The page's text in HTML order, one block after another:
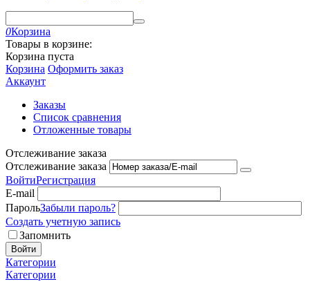
0Корзина
Товары в корзине:
Корзина пуста
Корзина Оформить заказ
Аккаунт
Заказы
Список сравнения
Отложенные товары
Отслеживание заказа
Отслеживание заказа
ВойтиРегистрация
E-mail
ПарольЗабыли пароль?
Создать учетную запись
Запомнить
Войти
Категории
Категории